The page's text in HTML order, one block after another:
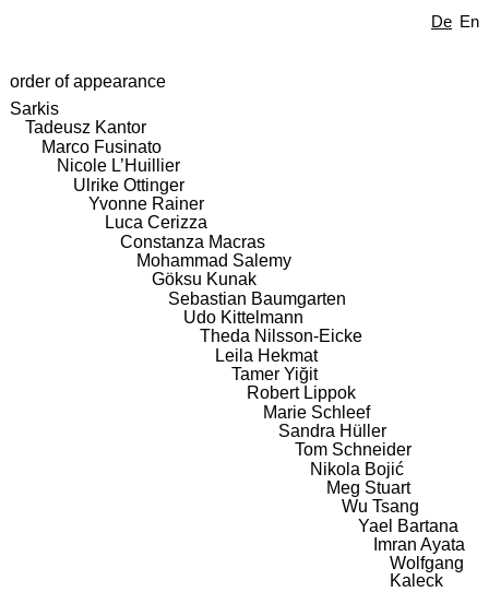
De En
order of appearance
Sarkis
Tadeusz Kantor
Marco Fusinato
Nicole L’Huillier
Ulrike Ottinger
Yvonne Rainer
Luca Cerizza
Constanza Macras
Mohammad Salemy
Göksu Kunak
Sebastian Baumgarten
Udo Kittelmann
Theda Nilsson-Eicke
Leila Hekmat
Tamer Yiğit
Robert Lippok
Marie Schleef
Sandra Hüller
Tom Schneider
Nikola Bojić
Meg Stuart
Wu Tsang
Yael Bartana
Imran Ayata
Wolfgang
Kaleck